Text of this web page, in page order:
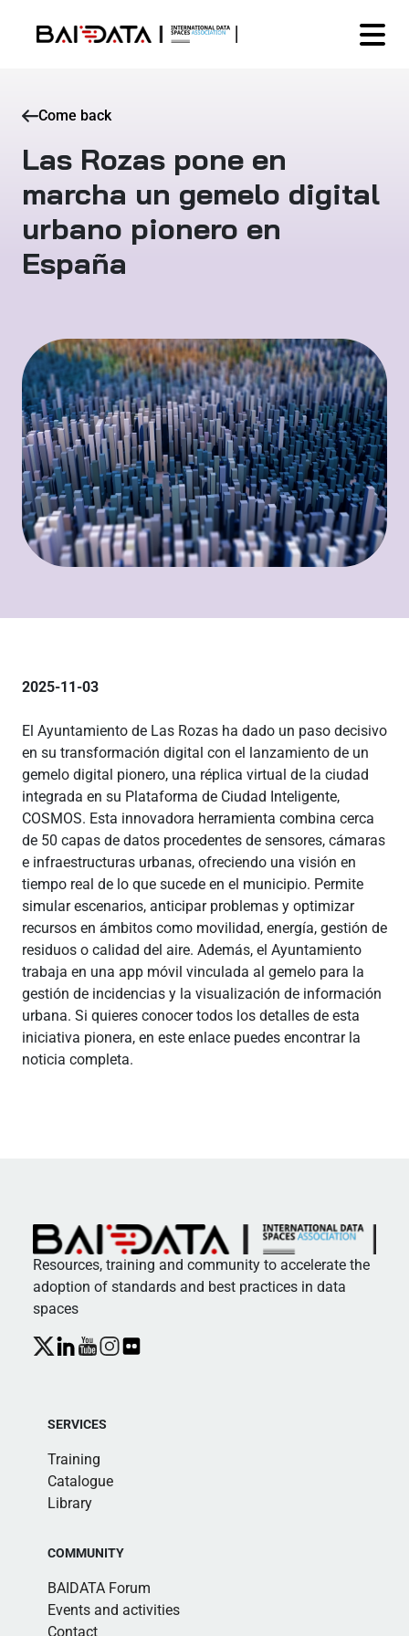
Come back
Las Rozas pone en
marcha un gemelo digital
urbano pionero en
España
2025-11-03
El Ayuntamiento de Las Rozas ha dado un paso decisivo
en su transformación digital con el lanzamiento de un
gemelo digital pionero, una réplica virtual de la ciudad
integrada en su Plataforma de Ciudad Inteligente,
COSMOS. Esta innovadora herramienta combina cerca
de 50 capas de datos procedentes de sensores, cámaras
e infraestructuras urbanas, ofreciendo una visión en
tiempo real de lo que sucede en el municipio. Permite
simular escenarios, anticipar problemas y optimizar
recursos en ámbitos como movilidad, energía, gestión de
residuos o calidad del aire. Además, el Ayuntamiento
trabaja en una app móvil vinculada al gemelo para la
gestión de incidencias y la visualización de información
urbana. Si quieres conocer todos los detalles de esta
iniciativa pionera, en este enlace puedes encontrar la
noticia completa.
Resources, training and community to accelerate the
adoption of standards and best practices in data
spaces
SERVICES
Training
Catalogue
Library
COMMUNITY
BAIDATA Forum
Events and activities
Contact